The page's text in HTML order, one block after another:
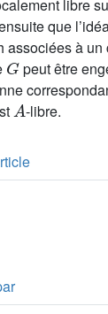
libre
que
associées à
G
peut être
A
-libre.